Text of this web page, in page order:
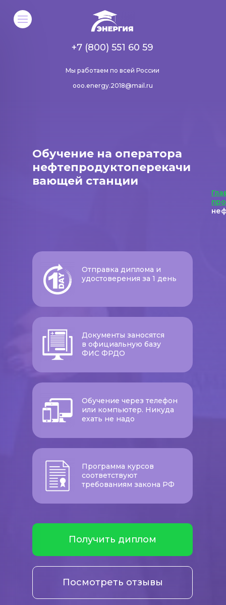
Мы работаем по всей России
+7 (800) 551 60 59
ooo.energy.2018@mail.ru
Обучение на оператора
нефтепродуктоперекачи
вающей станции
Получить диплом
Отправка диплома и
удостоверения за 1 день
Документы заносятся
в официальную базу
ФИС ФРДО
Обучение через телефон
или компьютер. Никуда
ехать не надо
Программа курсов
соответствуют
требованиям закона РФ
Посмотреть отзывы